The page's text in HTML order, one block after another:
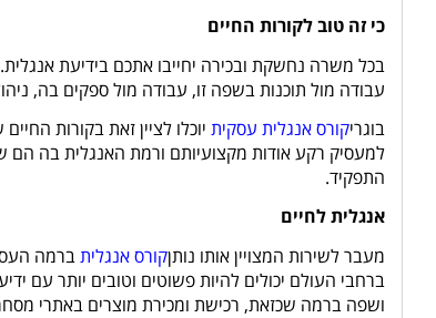
כי זה טוב לקורות החיים
בכל משרה נחשקת ובכירה יחייבו אתכם בידיעת
עבודה מול תוכנות בשפה זו, עבודה מול ספקים בה,
בוגריקורס אנגלית עסקית יוכלו לציין זאת בקורות
למעסיק רקע אודות מקצועיותם ורמת האנגלית בה הם
התפקיד.
אנגלית לחיים
מעבר לשירות המצויין אותו נותןקורס אנגליתברמה
ברחבי העולם יכולים להיות פשוטים וטובים יותר
ושפה ברמה שכזאת, רכישת ומכירת מוצרים באתרי